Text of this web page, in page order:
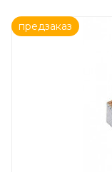
предзаказ